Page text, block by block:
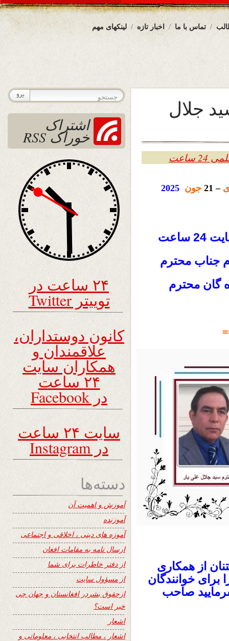
لینکهای مهم اخبار تازه تماس با ما
جلال
ساعت
– 21 جون 2025
جناب محترم
گان محترم
از همکاری
خوانندگان
و بفرمایید صاحب
اشتراک
خوراک RSS
۲۴ ساعت در
توییتر Twitter
کانون دوستداران،
علاقمندان و
همکاران سایت
۲۴ ساعت
در Facebook
سایت ۲۴ ساعت
در Instagram
دسته‌ها
آموزش و اهمیت آن
آموزنده
آموزه های دینی ، اخلاقی و اجتماعی
ارسال نامه به مقامات افغان
از دفتر خاطرات برای شما
از مسؤول سایت
ازحقوق بشردر افغانستان و جهان چی
خبر است؟
اشعار
اشعار ، مطالب انتخابی ، معلوماتی و